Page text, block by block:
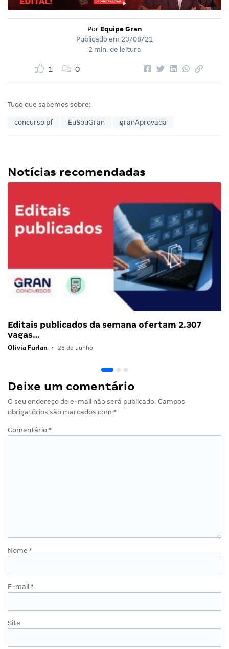
Por Equipe Gran
Publicado em 23/08/21
2 min. de leitura
1 0
Tudo que sabemos sobre:
concurso pf EuSouGran granAprovada
Notícias recomendadas
Editais publicados da semana ofertam 2.307
vagas…
Olivia Furlan • 28 de Junho
Deixe um comentário
O seu endereço de e-mail não será publicado. Campos
obrigatórios são marcados com *
Comentário *
Nome *
E-mail *
Site